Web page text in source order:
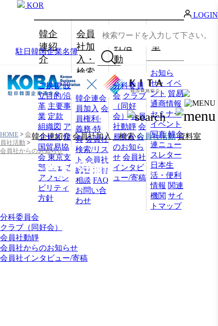
韓企
連紹
介
ご挨拶 設
立目的/沿
革 主要事
業 定款
組織図 ア
クセス 韓
国貿易協
会 東京支
部 ウェブ
アクセシ
ビリティ
方針
会員
社加
入・
検索
韓企連会
員加入 会
員権利·
義務·特
典 会員社
検索/リス
ト 会員社
総覧 法律
相談 FAQ
お問い合
わせ
会員
社活
動
分科委員
会 クラブ
（同好
会） 会員
社動靜 会
員社から
のお知ら
せ 会員社
インタビ
ュー/寄稿
資料
室
お知ら
せ・イベ
ント 貿易
通商情報
セミナー
イベント
写真 韓企
連ニュー
スレター
日本生
活・便利
情報 関連
機関 サイ
トマップ
駐日韓国企業名簿
KOR
LOGIN
韓企連紹介 会員社加入・検索 会員社活動 資料室
HOME > 会
員社活動 >
会員社からのお知らせ
会員社活動
分科委員会
クラブ（同好会）
会員社動靜
会員社からのお知らせ
会員社インタビュー/寄稿